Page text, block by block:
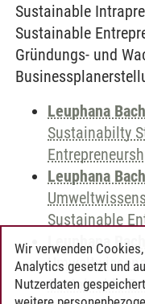
Sustainable
Sustainable
Gründungs- und
Leuphana
Sustainabilty
Leuphana
Sustainable
Leuphana
Sustainable
Wir verwenden
Analytics gesetzt und
Nutzerdaten